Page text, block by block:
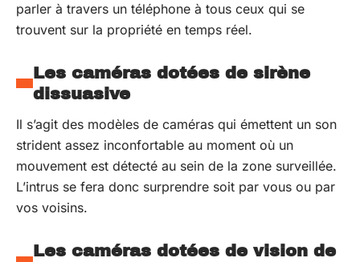
parler à travers un téléphone à tous ceux qui se
trouvent sur la propriété en temps réel.
Les caméras dotées de sirène
dissuasive
Il s’agit des modèles de caméras qui émettent un son
strident assez inconfortable au moment où un
mouvement est détecté au sein de la zone surveillée.
L’intrus se fera donc surprendre soit par vous ou par
vos voisins.
Les caméras dotées de vision de